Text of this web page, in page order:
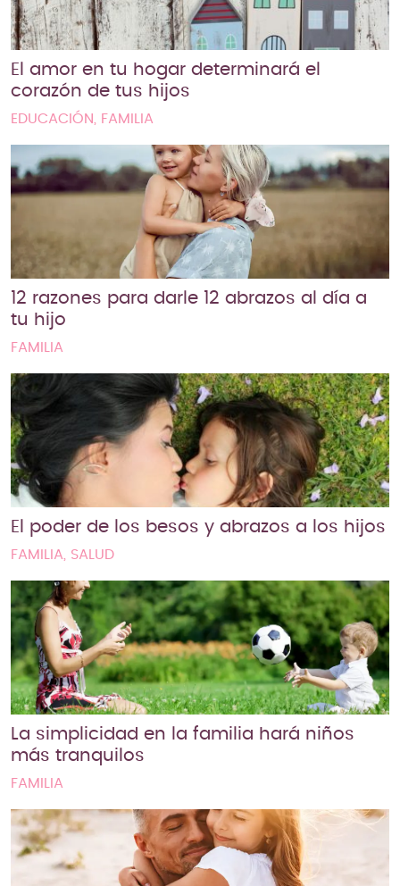
El amor en tu hogar determinará el
corazón de tus hijos
EDUCACIÓN, FAMILIA
12 razones para darle 12 abrazos al día a
tu hijo
FAMILIA
El poder de los besos y abrazos a los hijos
FAMILIA, SALUD
La simplicidad en la familia hará niños
más tranquilos
FAMILIA